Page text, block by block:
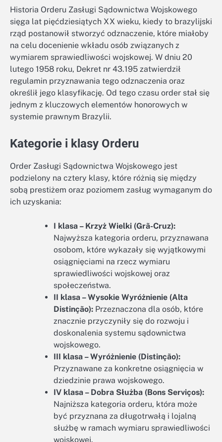
Historia Orderu Zasługi Sądownictwa Wojskowego
sięga lat pięćdziesiątych XX wieku, kiedy to brazylijski
rząd postanowił stworzyć odznaczenie, które miałoby
na celu docenienie wkładu osób związanych z
wymiarem sprawiedliwości wojskowej. W dniu 20
lutego 1958 roku, Dekret nr 43.195 zatwierdził
regulamin przyznawania tego odznaczenia oraz
określił jego klasyfikację. Od tego czasu order stał się
jednym z kluczowych elementów honorowych w
systemie prawnym Brazylii.
Kategorie i klasy Orderu
Order Zasługi Sądownictwa Wojskowego jest
podzielony na cztery klasy, które różnią się między
sobą prestiżem oraz poziomem zasług wymaganym do
ich uzyskania:
I klasa – Krzyż Wielki (Grã-Cruz):
Najwyższa kategoria orderu, przyznawana
osobom, które wykazały się wyjątkowymi
osiągnięciami na rzecz wymiaru
sprawiedliwości wojskowej oraz
społeczeństwa.
II klasa – Wysokie Wyróżnienie (Alta
Distinção): Przeznaczona dla osób, które
znacznie przyczyniły się do rozwoju i
doskonalenia systemu sądownictwa
wojskowego.
III klasa – Wyróżnienie (Distinção):
Przyznawane za konkretne osiągnięcia w
dziedzinie prawa wojskowego.
IV klasa – Dobra Służba (Bons Serviços):
Najniższa kategoria orderu, która może
być przyznana za długotrwałą i lojalną
służbę w ramach wymiaru sprawiedliwości
wojskowej.